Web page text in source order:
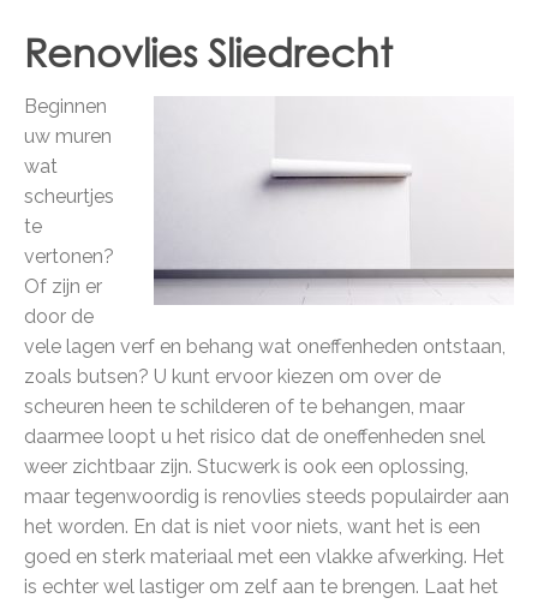
Renovlies Sliedrecht
Beginnen
uw muren
wat
scheurtjes
te
vertonen?
Of zijn er
door de
vele lagen verf en behang wat oneffenheden ontstaan,
zoals butsen? U kunt ervoor kiezen om over de
scheuren heen te schilderen of te behangen, maar
daarmee loopt u het risico dat de oneffenheden snel
weer zichtbaar zijn. Stucwerk is ook een oplossing,
maar tegenwoordig is renovlies steeds populairder aan
het worden. En dat is niet voor niets, want het is een
goed en sterk materiaal met een vlakke afwerking. Het
is echter wel lastiger om zelf aan te brengen. Laat het